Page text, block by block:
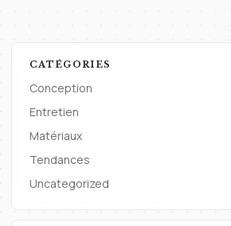
CATÉGORIES
Conception
Entretien
Matériaux
Tendances
Uncategorized